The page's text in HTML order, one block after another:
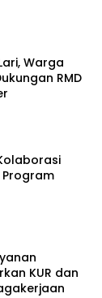
Warga
RMD
Program
KUR dan